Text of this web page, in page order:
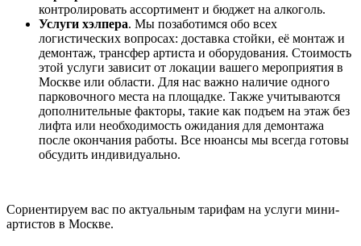
контролировать ассортимент и бюджет на алкоголь.
Услуги хэлпера. Мы позаботимся обо всех
логистических вопросах: доставка стойки, её монтаж и
демонтаж, трансфер артиста и оборудования. Стоимость
этой услуги зависит от локации вашего мероприятия в
Москве или области. Для нас важно наличие одного
парковочного места на площадке. Также учитываются
дополнительные факторы, такие как подъем на этаж без
лифта или необходимость ожидания для демонтажа
после окончания работы. Все нюансы мы всегда готовы
обсудить индивидуально.
Сориентируем вас по актуальным тарифам на услуги мини-
артистов в Москве.